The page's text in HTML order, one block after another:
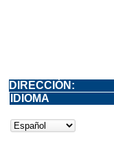
DIRECCIÓN:
IDIOMA